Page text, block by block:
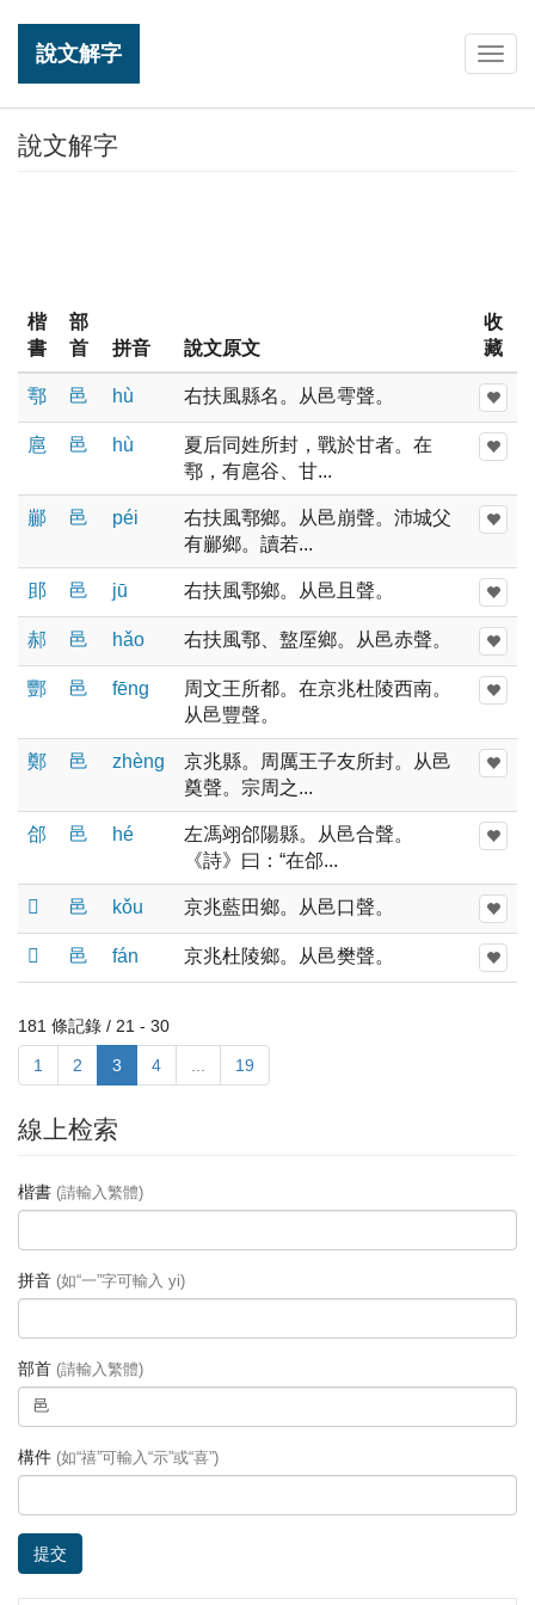
說文解字
說文解字
楷
書
部
首
拼音 說文原文
收
藏
鄠 邑 hù 右扶風縣名。从邑雩聲。
扈 邑 hù
夏后同姓所封，戰於甘者。在
鄠，有扈谷、甘...
䣙 邑 péi
右扶風鄠鄉。从邑崩聲。沛城父
有䣙鄉。讀若...
䢸 邑 jū 右扶風鄠鄉。从邑且聲。
郝 邑 hǎo 右扶風鄠、盩厔鄉。从邑赤聲。
酆 邑 fēnɡ
周文王所都。在京兆杜陵西南。
从邑豐聲。
鄭 邑 zhènɡ
京兆縣。周厲王子友所封。从邑
奠聲。宗周之...
郃 邑 hé
左馮翊郃陽縣。从邑合聲。
《詩》曰：“在郃...
𨙫 邑 kǒu 京兆藍田鄉。从邑口聲。
𨟄 邑 fán 京兆杜陵鄉。从邑樊聲。
181 條記錄 / 21 - 30
1 2 3 4 19
線上检索
楷書 (請輸入繁體)
拼音 (如“一”字可輸入 yi)
部首 (請輸入繁體)
構件 (如“禧”可輸入“示”或“喜”)
提交